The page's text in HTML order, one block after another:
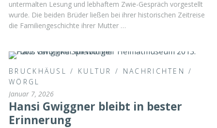
untermalten Lesung und lebhaftem Zwie-Gespräch vorgestellt
wurde. Die beiden Brüder ließen bei ihrer historischen Zeitreise
die Familiengeschichte ihrer Mutter …
BRUCKHÄUSL / KULTUR / NACHRICHTEN /
WÖRGL
Januar 7, 2026
Hansi Gwiggner bleibt in bester
Erinnerung